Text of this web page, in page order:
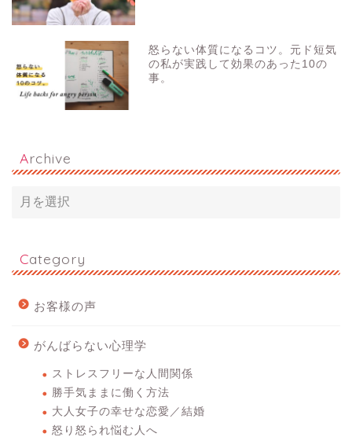
怒らない体質になるコツ。元ド短気
の私が実践して効果のあった10の
事。
Archive
Category
お客様の声
がんばらない心理学
ストレスフリーな人間関係
勝手気ままに働く方法
大人女子の幸せな恋愛／結婚
怒り怒られ悩む人へ